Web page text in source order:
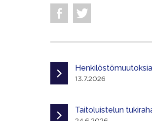
13.7.2026
Taitoluistelun